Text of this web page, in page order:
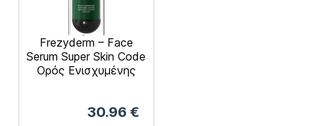
Frezyderm – Face
Serum Super Skin Code
Ορός Ενισχυμένης
30.96 €